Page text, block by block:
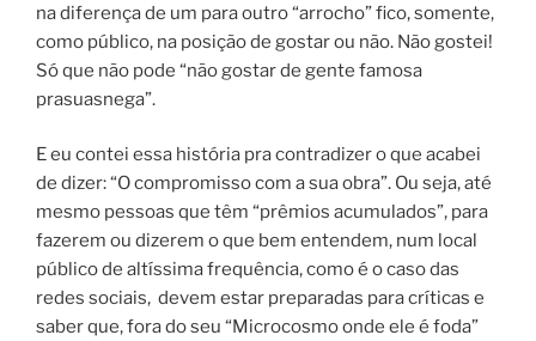
na diferença de um para outro “arrocho” fico, somente,
como público, na posição de gostar ou não. Não gostei!
Só que não pode “não gostar de gente famosa
prasuasnega”.
E eu contei essa história pra contradizer o que acabei
de dizer: “O compromisso com a sua obra”. Ou seja, até
mesmo pessoas que têm “prêmios acumulados”, para
fazerem ou dizerem o que bem entendem, num local
público de altíssima frequência, como é o caso das
redes sociais, devem estar preparadas para críticas e
saber que, fora do seu “Microcosmo onde ele é foda”